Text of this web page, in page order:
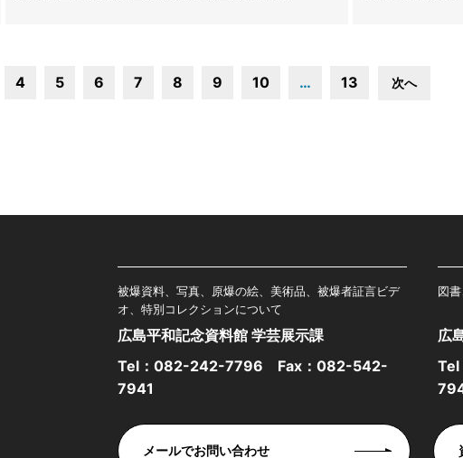
4 5 6 7 8 9 10 … 13 次へ
被爆資料、写真、原爆の絵、美術品、被爆者証言ビデ
オ、特別コレクションについて
広島平和記念資料館 学芸展示課
Tel： 082-242-7796 Fax：082-542-
7941
図
広
Tel
メールでお問い合わせ